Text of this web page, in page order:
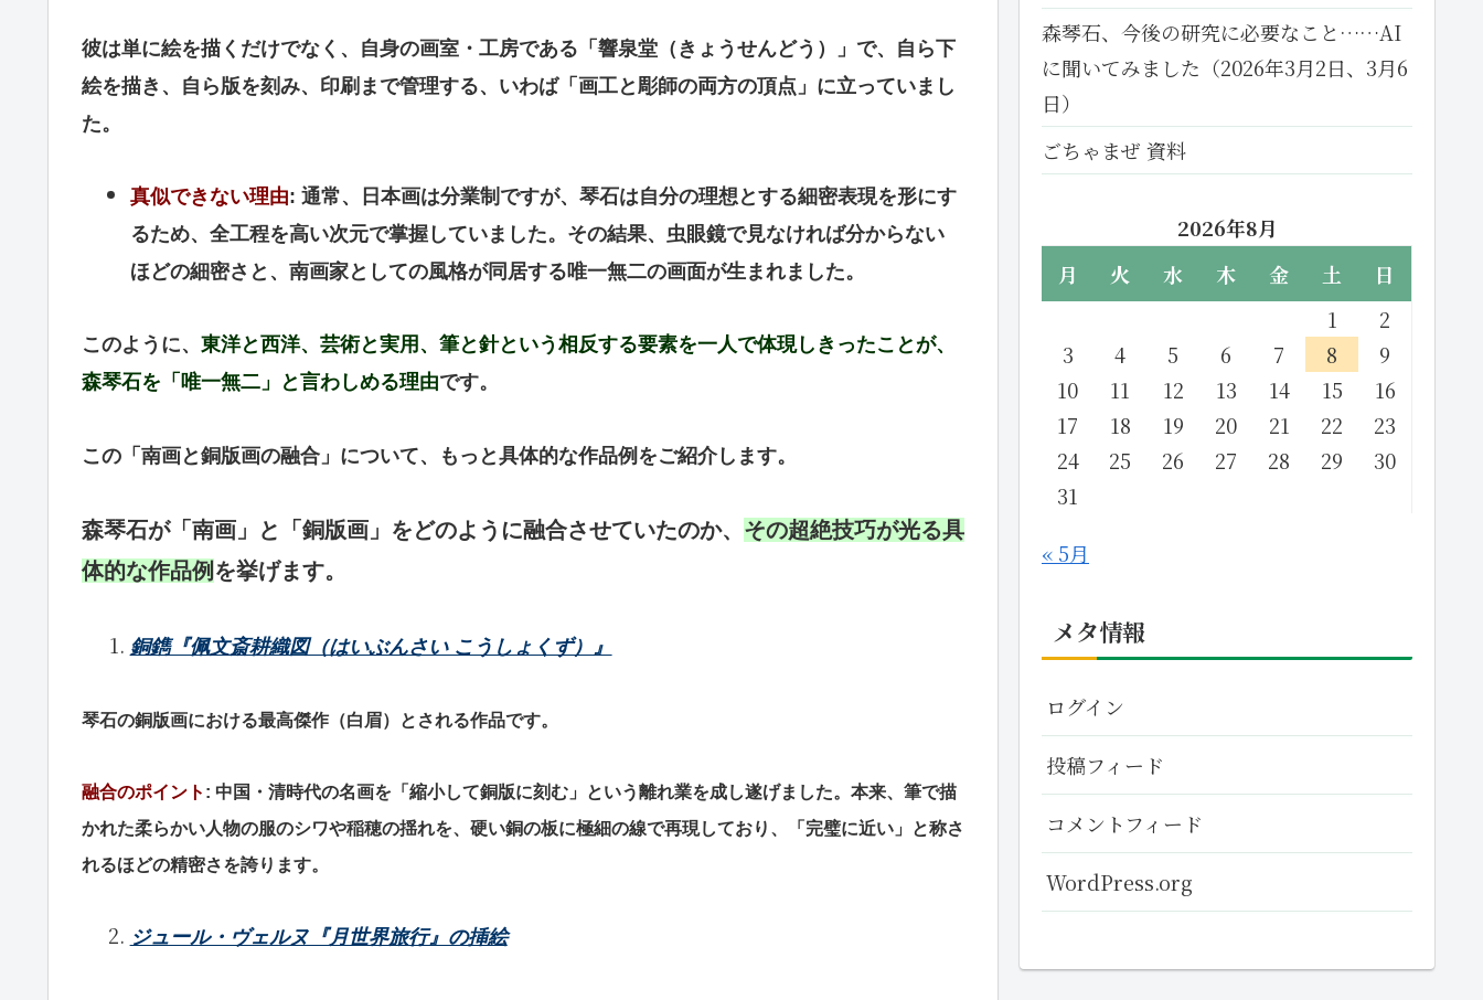
彼は単に絵を描くだけでなく、自身の画室・工房である「響泉堂（きょうせんどう）」で、自ら下
絵を描き、自ら版を刻み、印刷まで管理する、いわば「画工と彫師の両方の頂点」に立っていまし
た。
真似できない理由: 通常、日本画は分業制ですが、琴石は自分の理想とする細密表現を形にす
るため、全工程を高い次元で掌握していました。その結果、虫眼鏡で見なければ分からない
ほどの細密さと、南画家としての風格が同居する唯一無二の画面が生まれました。
このように、 東洋と西洋、芸術と実用、筆と針という相反する要素を一人で体現しきったことが、
森琴石を「唯一無二」と言わしめる理由です。
この「南画と銅版画の融合」について、もっと具体的な作品例をご紹介します。
森琴石が「南画」と「銅版画」をどのように融合させていたのか、 その超絶技巧が光る具
体的な作品例 を挙げます。
銅鐫『佩文斎耕織図（はいぶんさい こうしょくず）』
琴石の銅版画における最高傑作（白眉）とされる作品です。
融合のポイント : 中国・清時代の名画を「縮小して銅版に刻む」という離れ業を成し遂げました。本来、筆で描
かれた柔らかい人物の服のシワや稲穂の揺れを、硬い銅の板に極細の線で再現しており、「完璧に近い」と称さ
れるほどの精密さを誇ります。
ジュール・ヴェルヌ『月世界旅行』の挿絵
森琴石、今後の研究に必要なこと……AI
に聞いてみました（2026年3月2日、3月6
日）
ごちゃまぜ 資料
2026年8月
月
火 水 木 金 土
日
1
2
3
4 5 6 7 8
9
10
11 12 13 14 15
16
17
18 19 20 21 22
23
24
25 26 27 28 29
30
31
« 5月
メタ情報
ログイン
投稿フィード
コメントフィード
WordPress.org